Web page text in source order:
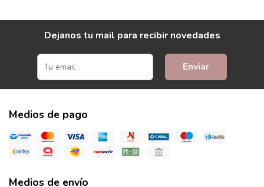
Dejanos tu mail para recibir novedades
Enviar
Medios de pago
Medios de envío